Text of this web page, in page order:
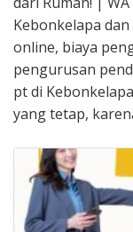
Kebonkelapa
online, biaya
pengurusan
pt di
yang tetap,